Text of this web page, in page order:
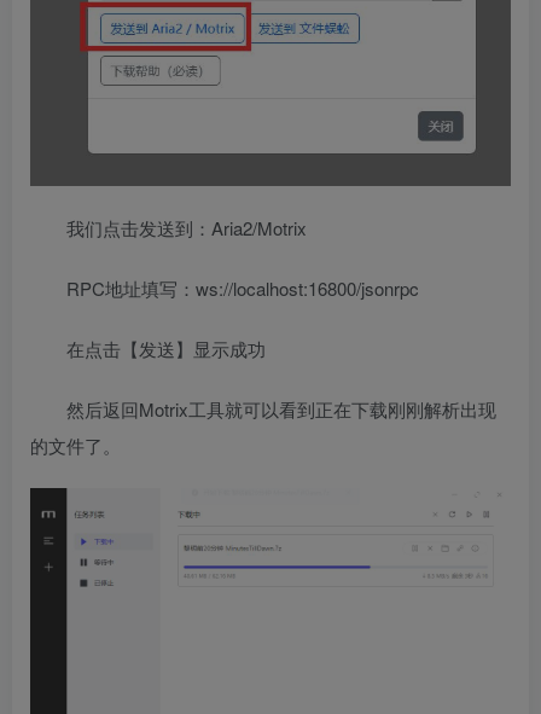
我们点击发送到：Aria2/Motrix
RPC地址填写：ws://localhost:16800/jsonrpc
在点击【发送】显示成功
然后返回Motrix工具就可以看到正在下载刚刚解析出现
的文件了。